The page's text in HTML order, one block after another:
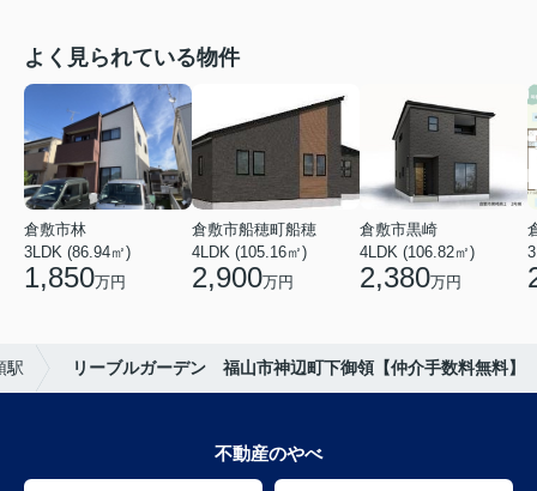
よく見られている物件
倉敷市林
3LDK (86.94㎡)
1,850万円
倉敷市船穂町船穂
4LDK (105.16㎡)
2,900万円
倉敷市黒崎
4LDK (106.82㎡)
2,380万円
駅 リーブルガーデン 福山市神辺町下御領【仲介手数料無料】
不動産のやべ